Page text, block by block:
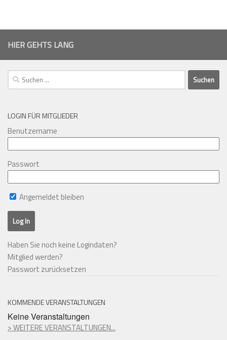
HIER GEHTS LANG
Suchen
nach:
LOGIN FÜR MITGLIEDER
Benutzername
Passwort
Angemeldet bleiben
Haben Sie noch keine Logindaten?
Mitglied werden?
Passwort zurücksetzen
KOMMENDE VERANSTALTUNGEN
Keine Veranstaltungen
> WEITERE VERANSTALTUNGEN...